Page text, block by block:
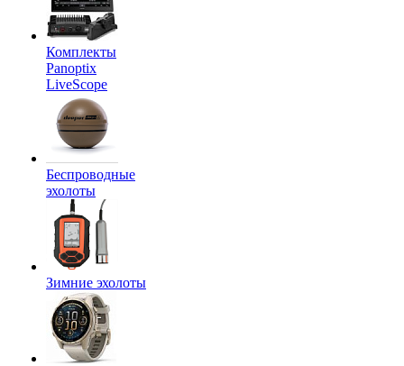
Комплекты
Panoptix
LiveScope
Беспроводные
эхолоты
Зимние эхолоты